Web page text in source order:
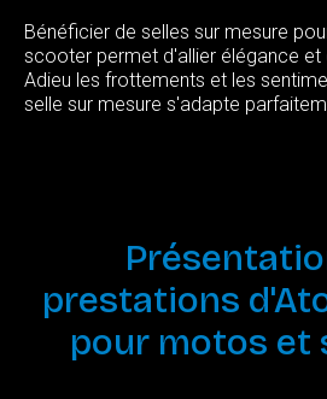
Bénéficier de selles sur mesure
scooter permet d'allier élégance et
Adieu les frottements et les
selle sur mesure s'adapte
prestations
pour motos et